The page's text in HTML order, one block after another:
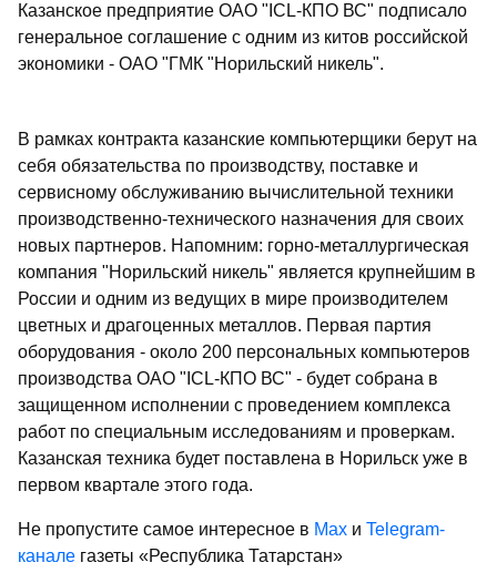
Казанское предприятие ОАО "ICL-КПО ВС" подписало
генеральное соглашение с одним из китов российской
экономики - ОАО "ГМК "Норильский никель".
В рамках контракта казанские компьютерщики берут на
себя обязательства по производству, поставке и
сервисному обслуживанию вычислительной техники
производственно-технического назначения для своих
новых партнеров. Напомним: горно-металлургическая
компания "Норильский никель" является крупнейшим в
России и одним из ведущих в мире производителем
цветных и драгоценных металлов. Первая партия
оборудования - около 200 персональных компьютеров
производства ОАО "ICL-КПО ВС" - будет собрана в
защищенном исполнении с проведением комплекса
работ по специальным исследованиям и проверкам.
Казанская техника будет поставлена в Норильск уже в
первом квартале этого года.
Не пропустите самое интересное в Max и Telegram-
канале газеты «Республика Татарстан»